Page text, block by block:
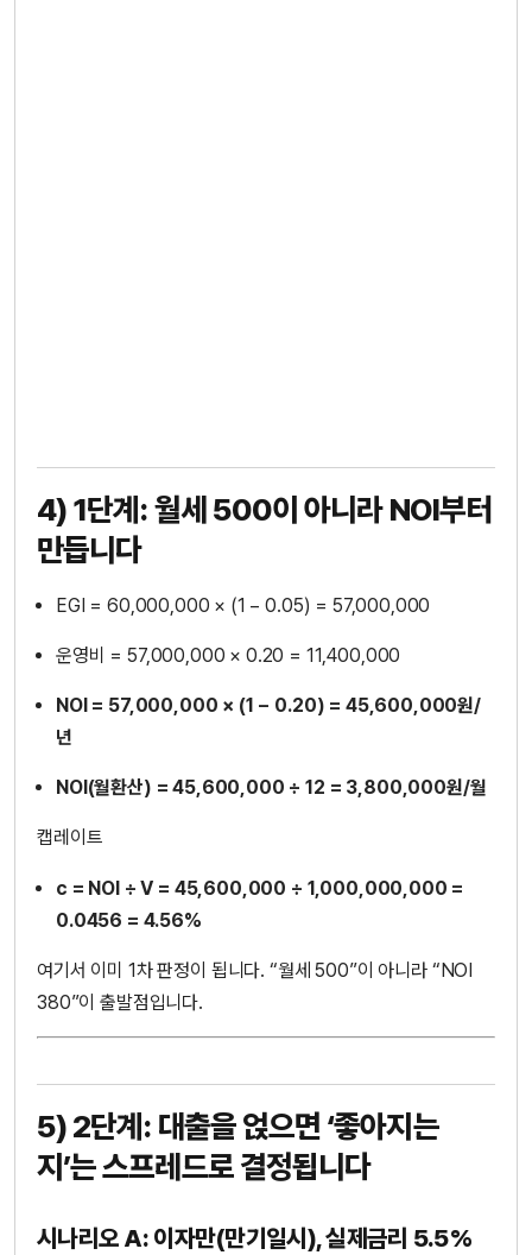
4) 1단계: 월세 500이 아니라 NOI부터
만듭니다
EGI = 60,000,000 × (1 − 0.05) = 57,000,000
운영비 = 57,000,000 × 0.20 = 11,400,000
NOI = 57,000,000 × (1 − 0.20) = 45,600,000원/
년
NOI(월환산) = 45,600,000 ÷ 12 = 3,800,000원/월
캡레이트
c = NOI ÷ V = 45,600,000 ÷ 1,000,000,000 =
0.0456 = 4.56%
여기서 이미 1차 판정이 됩니다. “월세 500”이 아니라 “NOI
380”이 출발점입니다.
5) 2단계: 대출을 얹으면 ‘좋아지는
지’는 스프레드로 결정됩니다
시나리오 A: 이자만(만기일시), 실제금리 5.5%